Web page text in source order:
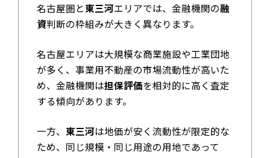
名古屋圏と東三河エリアでは、金融機関の融
資判断の枠組みが大きく異なります。
名古屋エリアは大規模な商業施設や工業団地
が多く、事業用不動産の市場流動性が高いた
め、金融機関は担保評価を相対的に高く査定
する傾向があります。
一方、 東三河は地価が安く流動性が限定的な
ため、同じ規模・同じ用途の用地であって